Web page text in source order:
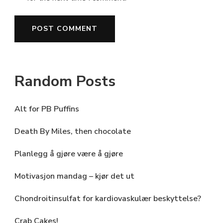
Random Posts
Alt for PB Puffins
Death By Miles, then chocolate
Planlegg å gjøre være å gjøre
Motivasjon mandag – kjør det ut
Chondroitinsulfat for kardiovaskulær beskyttelse?